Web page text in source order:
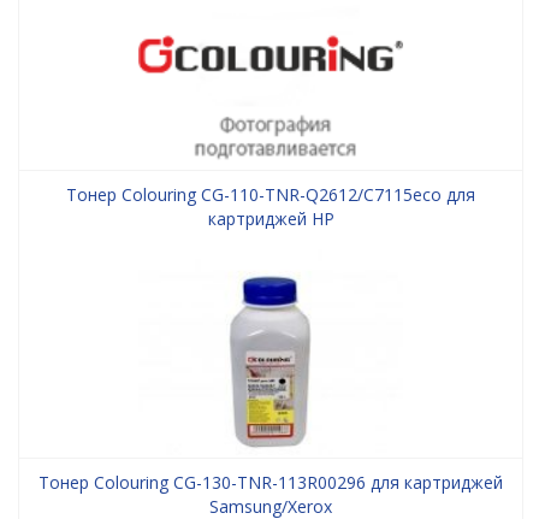
Тонер Colouring CG-110-TNR-Q2612/C7115eco для
картриджей HP
Тонер Colouring CG-130-TNR-113R00296 для картриджей
Samsung/Xerox